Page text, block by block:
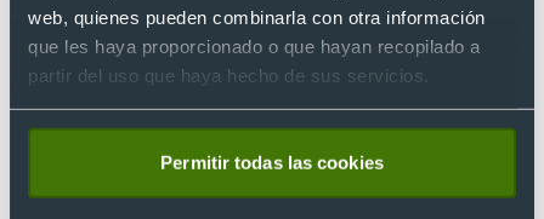
web, quienes pueden combinarla con otra información
que les haya proporcionado o que hayan recopilado a
partir del uso que haya hecho de sus servicios.
Permitir todas las cookies
Abanicos con logo baratos
Agendas personalizadas 2026
Bolsas ecológicas
Bolsas de papel personalizadas